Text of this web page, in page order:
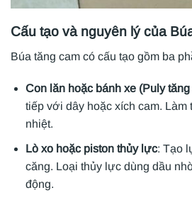
Cấu tạo và nguyên lý của
Búa tăng cam có cấu tạo gồm ba
Con lăn hoặc bánh xe (Puly tăng
tiếp với dây hoặc xích cam.
nhiệt.
Lò xo hoặc piston thủy lực: Tạo
căng. Loại thủy lực dùng dầu
động.